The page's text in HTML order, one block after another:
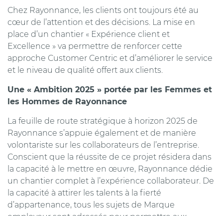
Chez Rayonnance, les clients ont toujours été au
cœur de l’attention et des décisions. La mise en
place d’un chantier « Expérience client et
Excellence » va permettre de renforcer cette
approche Customer Centric et d’améliorer le service
et le niveau de qualité offert aux clients.
Une « Ambition 2025 » portée par les Femmes et
les Hommes de Rayonnance
La feuille de route stratégique à horizon 2025 de
Rayonnance s’appuie également et de manière
volontariste sur les collaborateurs de l’entreprise.
Conscient que la réussite de ce projet résidera dans
la capacité à le mettre en œuvre, Rayonnance dédie
un chantier complet à l’expérience collaborateur. De
la capacité à attirer les talents à la fierté
d’appartenance, tous les sujets de Marque